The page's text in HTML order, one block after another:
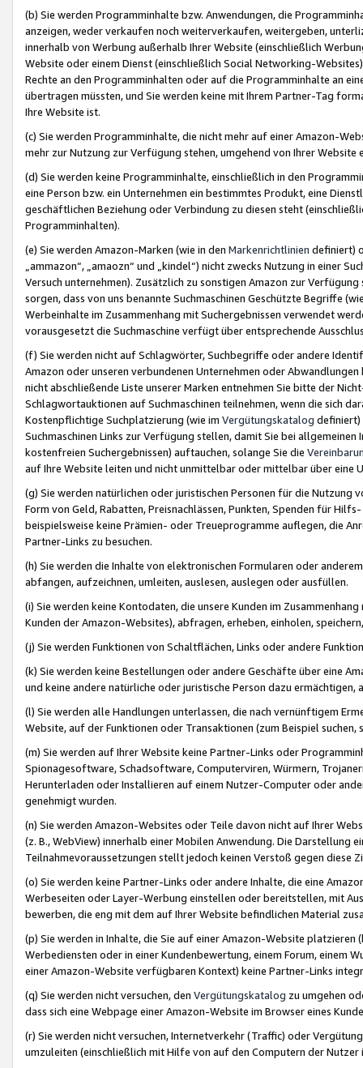
(b) Sie werden Programminhalte bzw. Anwendungen, die
anzeigen, weder verkaufen noch weiterverkaufen, weitergeben,
innerhalb von Werbung außerhalb Ihrer Website (einschließlich
Website oder einem Dienst (einschließlich Social Networking-
Rechte an den Programminhalten oder auf die Programminhalte an
übertragen müssten, und Sie werden keine mit Ihrem Partner-Tag
Ihre Website ist.
(c) Sie werden Programminhalte, die nicht mehr auf einer Amazon-
mehr zur Nutzung zur Verfügung stehen, umgehend von Ihrer
(d) Sie werden keine Programminhalte, einschließlich in den
eine Person bzw. ein Unternehmen ein bestimmtes Produkt, eine
geschäftlichen Beziehung oder Verbindung zu diesen steht
Programminhalten).
(e) Sie werden Amazon-Marken (wie in den Markenrichtlinien definiert)
„ammazon“, „amaozn“ und „kindel“) nicht zwecks Nutzung in einer
Versuch unternehmen). Zusätzlich zu sonstigen Amazon zur
sorgen, dass von uns benannte Suchmaschinen Geschützte Begriffe
Werbeinhalte im Zusammenhang mit Suchergebnissen verwendet
vorausgesetzt die Suchmaschine verfügt über entsprechende
(f) Sie werden nicht auf Schlagwörter, Suchbegriffe oder andere
Amazon oder unseren verbundenen Unternehmen oder
nicht abschließende Liste unserer Marken entnehmen Sie bitte der
Schlagwortauktionen auf Suchmaschinen teilnehmen, wenn die sich
Kostenpflichtige Suchplatzierung (wie im Vergütungskatalog definiert)
Suchmaschinen Links zur Verfügung stellen, damit Sie bei
kostenfreien Suchergebnissen) auftauchen, solange Sie die
auf Ihre Website leiten und nicht unmittelbar oder mittelbar über eine
(g) Sie werden natürlichen oder juristischen Personen für die Nutzung
Form von Geld, Rabatten, Preisnachlässen, Punkten, Spenden für
beispielsweise keine Prämien- oder Treueprogramme auflegen, die
Partner-Links zu besuchen.
(h) Sie werden die Inhalte von elektronischen Formularen oder
abfangen, aufzeichnen, umleiten, auslesen, auslegen oder ausfüllen.
(i) Sie werden keine Kontodaten, die unsere Kunden im
Kunden der Amazon-Websites), abfragen, erheben, einholen,
(j) Sie werden Funktionen von Schaltflächen, Links oder andere
(k) Sie werden keine Bestellungen oder andere Geschäfte über eine
und keine andere natürliche oder juristische Person dazu
(l) Sie werden alle Handlungen unterlassen, die nach vernünftigem
Website, auf der Funktionen oder Transaktionen (zum Beispiel
(m) Sie werden auf Ihrer Website keine Partner-Links oder
Spionagesoftware, Schadsoftware, Computerviren, Würmern,
Herunterladen oder Installieren auf einem Nutzer-Computer oder
genehmigt wurden.
(n) Sie werden Amazon-Websites oder Teile davon nicht auf Ihrer
(z. B., WebView) innerhalb einer Mobilen Anwendung. Die Darstellung
Teilnahmevoraussetzungen stellt jedoch keinen Verstoß gegen diese
(o) Sie werden keine Partner-Links oder andere Inhalte, die eine
Werbeseiten oder Layer-Werbung einstellen oder bereitstellen, mit
bewerben, die eng mit dem auf Ihrer Website befindlichen Material
(p) Sie werden in Inhalte, die Sie auf einer Amazon-Website
Werbediensten oder in einer Kundenbewertung, einem Forum, einem
einer Amazon-Website verfügbaren Kontext) keine Partner-Links
(q) Sie werden nicht versuchen, den Vergütungskatalog zu umgehen
dass sich eine Webpage einer Amazon-Website im Browser eines
(r) Sie werden nicht versuchen, Internetverkehr (Traffic) oder
umzuleiten (einschließlich mit Hilfe von auf den Computern der